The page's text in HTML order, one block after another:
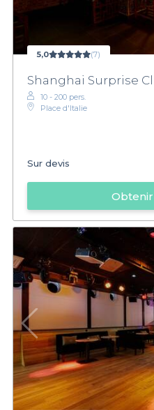
5,0 (7)
Shanghai Surprise
10 - 200 pers.
Place d'Italie
Sur devis